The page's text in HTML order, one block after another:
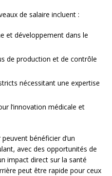
de salaire incluent :
et développement dans le
de production et de contrôle
nécessitant une expertise
l’innovation médicale et
bénéficier d’un
avec des opportunités de
impact direct sur la santé
peut être rapide pour ceux